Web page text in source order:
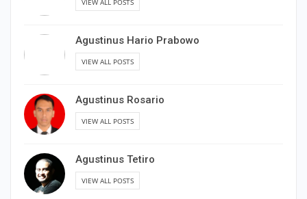
VIEW ALL POSTS
Agustinus Hario Prabowo
VIEW ALL POSTS
Agustinus Rosario
VIEW ALL POSTS
Agustinus Tetiro
VIEW ALL POSTS